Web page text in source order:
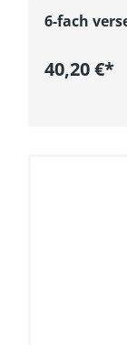
6-fach
40,20 €*